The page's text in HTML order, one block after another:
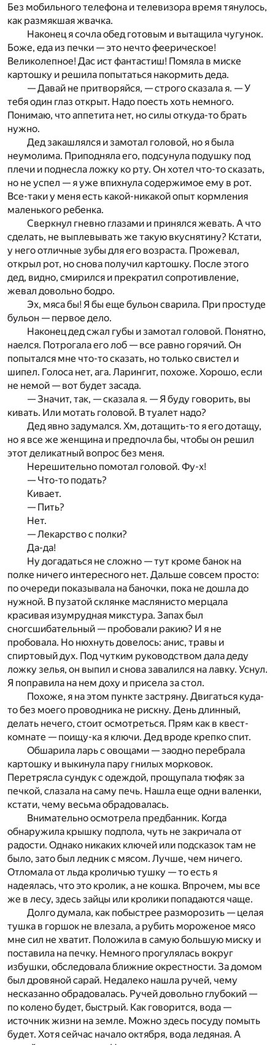
Без мобильного телефона и телевизора время тянулось,
как размякшая жвачка.
Наконец я сочла обед готовым и вытащила чугунок.
Боже, еда из печки — это нечто феерическое!
Великолепное! Дас ист фантастиш! Помяла в миске
картошку и решила попытаться накормить деда.
— Давай не притворяйся, — строго сказала я. — У
тебя один глаз открыт. Надо поесть хоть немного.
Понимаю, что аппетита нет, но силы откуда-то брать
нужно.
Дед закашлялся и замотал головой, но я была
неумолима. Приподняла его, подсунула подушку под
плечи и поднесла ложку ко рту. Он хотел что-то сказать,
но не успел — я уже впихнула содержимое ему в рот.
Все-таки у меня есть какой-никакой опыт кормления
маленького ребенка.
Сверкнул гневно глазами и принялся жевать. А что
сделать, не выплевывать же такую вкуснятину? Кстати,
у него отличные зубы для его возраста. Прожевал,
открыл рот, но снова получил картошку. После этого
дед, видно, смирился и прекратил сопротивление,
жевал довольно бодро.
Эх, мяса бы! Я бы еще бульон сварила. При простуде
бульон — первое дело.
Наконец дед сжал губы и замотал головой. Понятно,
наелся. Потрогала его лоб — все равно горячий. Он
попытался мне что-то сказать, но только свистел и
шипел. Голоса нет, ага. Ларингит, похоже. Хорошо, если
не немой — вот будет засада.
— Значит, так, — сказала я. — Я буду говорить, вы
кивать. Или мотать головой. В туалет надо?
Дед явно задумался. Хм, дотащить-то я его дотащу,
но я все же женщина и предпочла бы, чтобы он решил
этот деликатный вопрос без меня.
Нерешительно помотал головой. Фу-х!
— Что-то подать?
Кивает.
— Пить?
Нет.
— Лекарство с полки?
Да-да!
Ну догадаться не сложно — тут кроме банок на
полке ничего интересного нет. Дальше совсем просто:
по очереди показывала на баночки, пока не дошла до
нужной. В пузатой склянке маслянисто мерцала
красивая изумрудная микстура. Запах был
сногсшибательный — пробовали ракию? И я не
пробовала. Но нюхнуть довелось: анис, травы и
спиртовый дух. Под чутким руководством дала деду
ложку зелья, он выпил и снова завалился на лавку. Уснул.
Я поправила на нем доху и присела за стол.
Похоже, я на этом пункте застряну. Двигаться куда-
то без моего проводника не рискну. День длинный,
делать нечего, стоит осмотреться. Прям как в квест-
комнате — поищу-ка я ключи. Дед вроде крепко спит.
Обшарила ларь с овощами — заодно перебрала
картошку и выкинула пару гнилых морковок.
Перетрясла сундук с одеждой, прощупала тюфяк за
печкой, слазала на саму печь. Нашла еще одни валенки,
кстати, чему весьма обрадовалась.
Внимательно осмотрела предбанник. Когда
обнаружила крышку подпола, чуть не закричала от
радости. Однако никаких ключей или подсказок там не
было, зато был ледник с мясом. Лучше, чем ничего.
Отломала от льда кроличью тушку — то есть я
надеялась, что это кролик, а не кошка. Впрочем, мы все
же в лесу, здесь зайцы или кролики попадаются чаще.
Долго думала, как побыстрее разморозить — целая
тушка в горшок не влезала, а рубить мороженое мясо
мне сил не хватит. Положила в самую большую миску и
поставила на печку. Немного прогулялась вокруг
избушки, обследовала ближние окрестности. За домом
был дровяной сарай. Недалеко нашла ручей, чему
несказанно обрадовалась. Ручей довольно глубокий —
по колено будет, быстрый. Как говорится, вода —
источник жизни на земле. Можно здесь посуду помыть
будет. Хотя сейчас начало октября, вода ледяная. А